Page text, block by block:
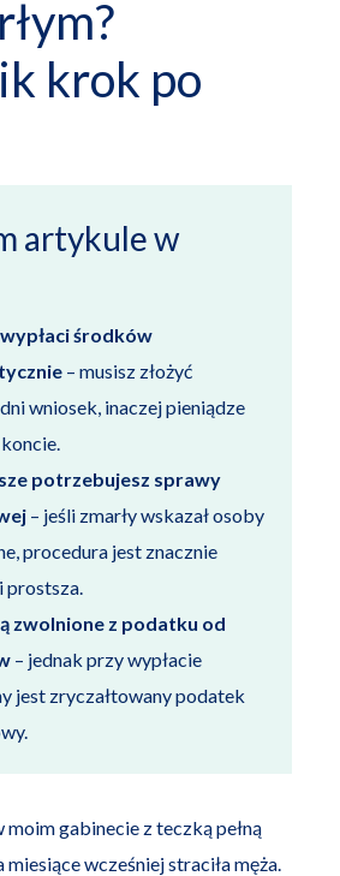
krok po
artykule w
środków
– musisz złożyć
wniosek, inaczej pieniądze
koncie.
potrzebujesz sprawy
– jeśli zmarły wskazał osoby
procedura jest znacznie
prostsza.
zwolnione z podatku od
– jednak przy wypłacie
jest zryczałtowany podatek
moim gabinecie z teczką pełną
wcześniej straciła męża.